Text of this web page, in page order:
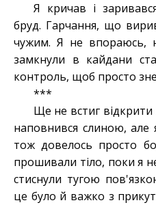
Я кричав і
бруд. Гарчання, що
чужим. Я не впораюсь,
замкнули в кайдани
контроль, щоб просто
***
Ще не встиг відкрити
наповнився слиною, але
тож довелось просто
прошивали тіло, поки я
стиснули тугою
це було й важко з